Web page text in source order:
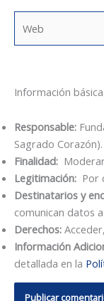
Información
Responsable:
Sagrado Corazón).
Finalidad:
Legitimación: Por
Destinatarios y
comunican datos
Derechos:
Información
detallada en la